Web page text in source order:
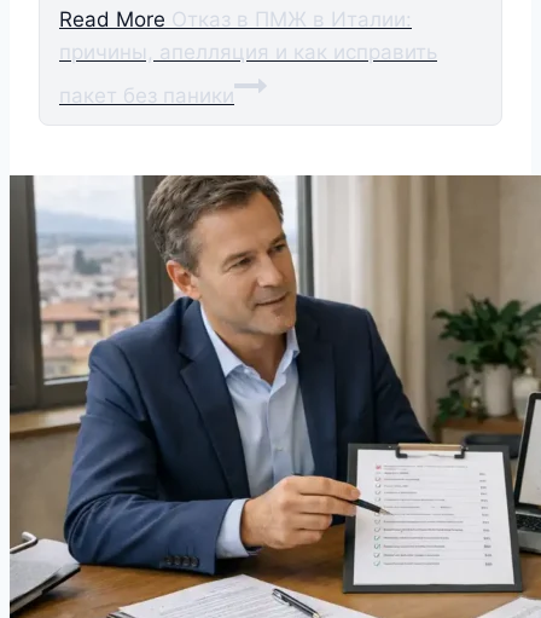
Read More Отказ в ПМЖ в Италии:
причины, апелляция и как исправить
пакет без паники